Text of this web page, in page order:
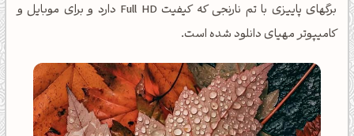
برگهای پاییزی با تم نارنجی که کیفیت Full HD دارد و برای موبایل و
کامیپوتر مهیای دانلود شده است.